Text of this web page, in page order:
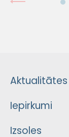
Aktualitātes
Iepirkumi
Izsoles